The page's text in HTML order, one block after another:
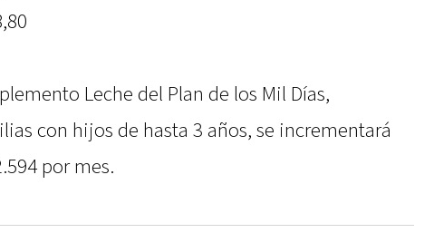
Leche del Plan de los Mil Días,
con hijos de hasta 3 años, se incrementará
por mes.